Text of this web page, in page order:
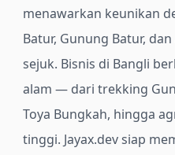
menawarkan keunikan
Batur, Gunung Batur,
sejuk. Bisnis di Bangli
alam — dari trekking
Toya Bungkah, hingga
tinggi. Jayax.dev siap